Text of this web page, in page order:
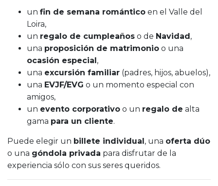
un fin de semana romántico en el Valle del
Loira,
un regalo de cumpleaños o de Navidad,
una proposición de matrimonio o una
ocasión especial,
una excursión familiar (padres, hijos, abuelos),
una EVJF/EVG o un momento especial con
amigos,
un evento corporativo o un regalo de alta
gama para un cliente.
Puede elegir un billete individual, una oferta dúo
o una góndola privada para disfrutar de la
experiencia sólo con sus seres queridos.